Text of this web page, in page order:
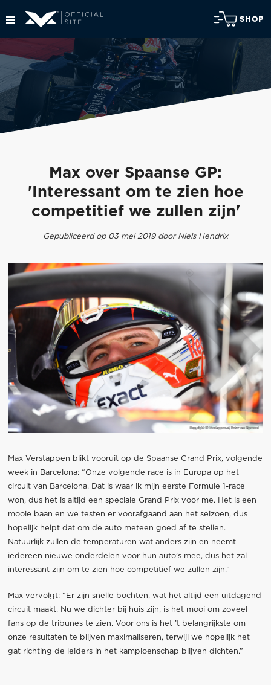
SHOP
Max over Spaanse GP:
'Interessant om te zien hoe
competitief we zullen zijn'
Gepubliceerd op 03 mei 2019 door Niels Hendrix
Max Verstappen blikt vooruit op de Spaanse Grand Prix, volgende
week in Barcelona: “Onze volgende race is in Europa op het
circuit van Barcelona. Dat is waar ik mijn eerste Formule 1-race
won, dus het is altijd een speciale Grand Prix voor me. Het is een
mooie baan en we testen er voorafgaand aan het seizoen, dus
hopelijk helpt dat om de auto meteen goed af te stellen.
Natuurlijk zullen de temperaturen wat anders zijn en neemt
iedereen nieuwe onderdelen voor hun auto’s mee, dus het zal
interessant zijn om te zien hoe competitief we zullen zijn.”
Max vervolgt: “Er zijn snelle bochten, wat het altijd een uitdagend
circuit maakt. Nu we dichter bij huis zijn, is het mooi om zoveel
fans op de tribunes te zien. Voor ons is het ’t belangrijkste om
onze resultaten te blijven maximaliseren, terwijl we hopelijk het
gat richting de leiders in het kampioenschap blijven dichten.”